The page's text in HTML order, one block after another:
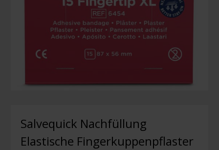
Salvequick Nachfüllung
Elastische Fingerkuppenpflaster